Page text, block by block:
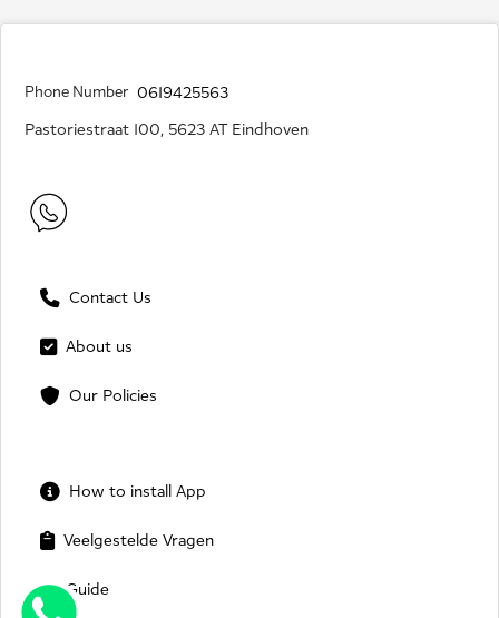
Phone Number 0619425563
Pastoriestraat 100, 5623 AT Eindhoven
Contact Us
About us
Our Policies
How to install App
Veelgestelde Vragen
Guide